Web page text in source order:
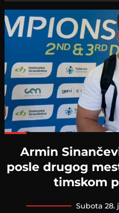
Armin
posle drugog
timskom
subota 28.